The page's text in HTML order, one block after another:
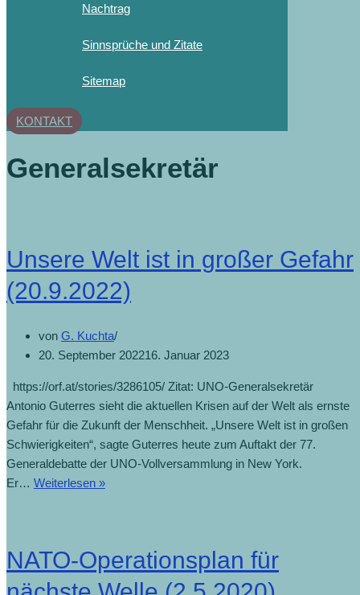
Nachtrag
Sinnsprüche und Zitate
Sitemap
KONTAKT
Generalsekretär
Unsere Welt ist in großer Gefahr
(20.9.2022)
von G. Kuchta
20. September 202216. Januar 2023
https://orf.at/stories/3286105/ Zitat: UNO-Generalsekretär
Antonio Guterres sieht die aktuellen Krisen auf der Welt als ernste
Gefahr für die Zukunft der Menschheit. „Unsere Welt ist in großen
Schwierigkeiten“, sagte Guterres heute zum Auftakt der 77.
Generaldebatte der UNO-Vollversammlung in New York.
Er… Weiterlesen »
NATO-Operationsplan für